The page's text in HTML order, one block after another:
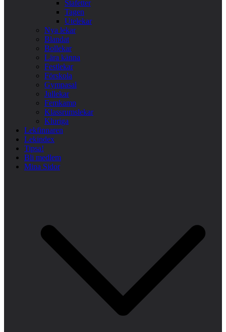
Stafetter
Tagen
Utelekar
Nya lekar
Blandat
Bollekar
Lära känna
Festlekar
Förskola
Gympasal
Jullekar
Femkamp
Klassrumslekar
Kluriga
Lekfinnaren
Lekindex
Tipsa!
Bli medlem
Mina Sidor